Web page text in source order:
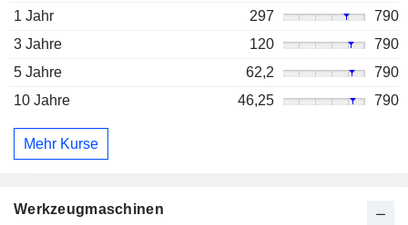
1 Jahr
297
790
3 Jahre
120
790
5 Jahre
62,2
790
10 Jahre
46,25 790
Mehr Kurse
Werkzeugmaschinen